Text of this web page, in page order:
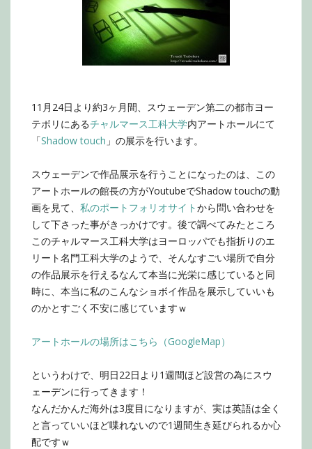
11月24日より約3ヶ月間、スウェーデン第二の都市ヨー
テボリにあるチャルマース工科大学内アートホールにて
「Shadow touch 」の展示を行います。
スウェーデンで作品展示を行うことになったのは、この
アートホールの館長の方がYoutubeでShadow touchの動
画を見て、 私のポートフォリオサイトから問い合わせを
して下さった事がきっかけです。後で調べてみたところ
このチャルマース工科大学はヨーロッパでも指折りのエ
リート名門工科大学のようで、そんなすごい場所で自分
の作品展示を行えるなんて本当に光栄に感じていると同
時に、本当に私のこんなショボイ作品を展示していいも
のかとすごく不安に感じていますｗ
アートホールの場所はこちら（GoogleMap）
というわけで、明日22日より1週間ほど設営の為にスウ
ェーデンに行ってきます！
なんだかんだ海外は3度目になりますが、実は英語は全く
と言っていいほど喋れないので1週間生き延びられるか心
配ですｗ